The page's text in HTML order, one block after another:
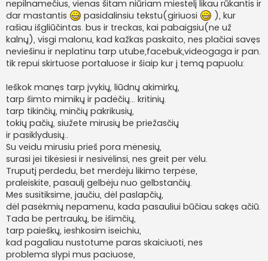
nepilnamečius, vienas šitam niūriam miestelį likau rūkantis ir
dar mastantis
pasidalinsiu tekstu(giriuosi
), kur
rašiau išgliūčintas. bus ir treckas, kai pabaigsiu(ne už
kalnų), visgi malonu, kad kažkas paskaito, nes plačiai savęs
neviešinu ir neplatinu tarp utube,facebuk,videogaga ir pan.
tik repui skirtuose portaluose ir šiaip kur į temą papuolu:
Ieškok manęs tarp įvykių, liūdnų akimirkų,
tarp šimto mimikų ir padėčių... kritinių.
tarp tikinčių, minčių pakrikusių,
tokių pačių, siužete mirusių be priežasčių
ir pasiklydusių..
Su veidu mirusiu prieš pora mėnesių,
surasi jei tikėsiesi ir nesivėlinsi, nes greit per vėlu.
Truputį perdedu, bet merdėju likimo terpėse,
praleiskite, pasaulį gelbėju nuo gelbstančių.
Mes susitiksime, jaučiu, dėl paslapčių,
dėl pasėkmių nepamenu, kada pasauliui būčiau sakęs ačiū.
Tada be pertraukų, be išimčių,
tarp paieškų, ieshkosim iseichiu,
kad pagaliau nustotume paras skaiciuoti, nes
problema slypi mus paciuose,